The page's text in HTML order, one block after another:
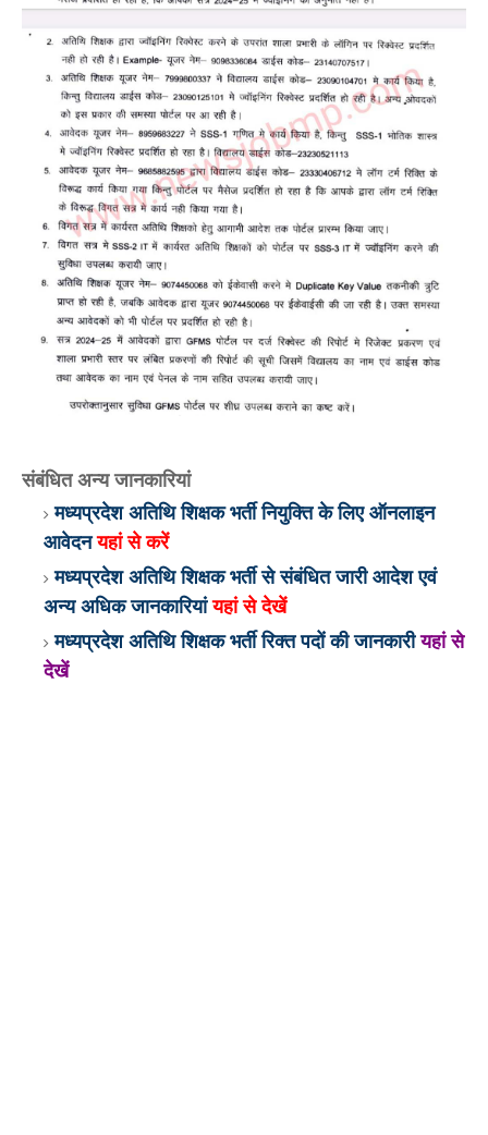
संबंधित अन्य जानकारियां
मध्यप्रदेश अतिथि शिक्षक भर्ती नियुक्ति के लिए ऑनलाइन
आवेदनयहां से करें
मध्यप्रदेश अतिथि शिक्षक भर्ती से संबंधित जारी आदेश एवं
अन्य अधिक जानकारियांयहां से देखें
मध्यप्रदेश अतिथि शिक्षक भर्ती रिक्त पदों की जानकारीयहां से
देखें